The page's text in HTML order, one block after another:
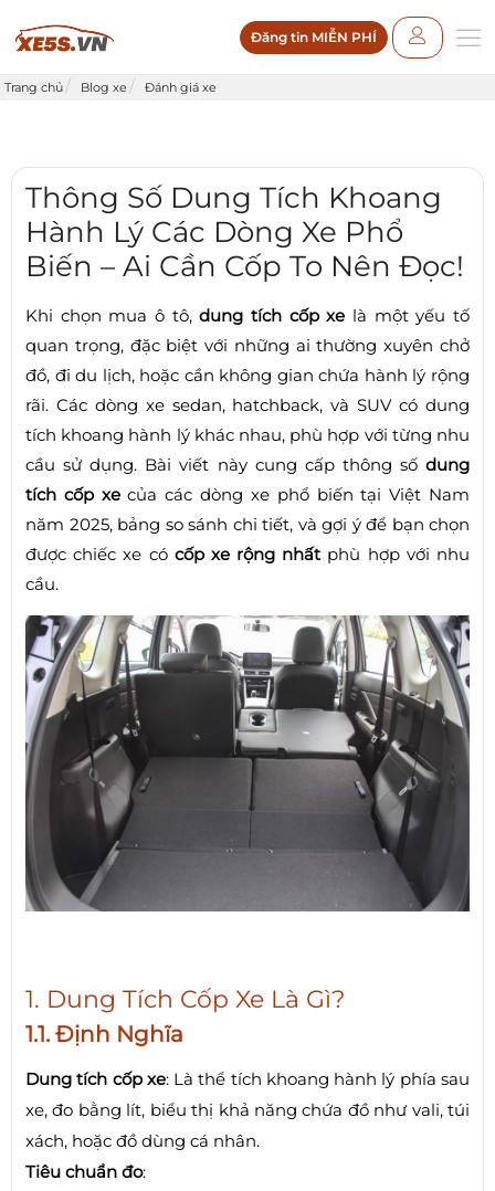
Đăng tin MIỄN PHÍ
Trang chủ Blog xe Đánh giá xe
Thông Số Dung Tích Khoang
Hành Lý Các Dòng Xe Phổ
Biến – Ai Cần Cốp To Nên Đọc!
Khi chọn mua ô tô,dung tích cốp xe là một yếu tố
quan trọng, đặc biệt với những ai thường xuyên chở
đồ, đi du lịch, hoặc cần không gian chứa hành lý rộng
rãi. Các dòng xe sedan, hatchback, và SUV có dung
tích khoang hành lý khác nhau, phù hợp với từng nhu
cầu sử dụng. Bài viết này cung cấp thông số dung
tích cốp xecủa các dòng xe phổ biến tại Việt Nam
năm 2025, bảng so sánh chi tiết, và gợi ý để bạn chọn
được chiếc xe có cốp xe rộng nhấtphù hợp với nhu
cầu.
1. Dung Tích Cốp Xe Là Gì?
1.1. Định Nghĩa
Dung tích cốp xe: Là thể tích khoang hành lý phía sau
xe, đo bằng lít, biểu thị khả năng chứa đồ như vali, túi
xách, hoặc đồ dùng cá nhân.
Tiêu chuẩn đo: